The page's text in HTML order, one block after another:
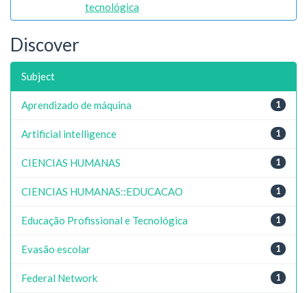
tecnológica
Discover
Subject
1
Aprendizado de máquina
1
Artificial intelligence
1
CIENCIAS HUMANAS
1
CIENCIAS HUMANAS::EDUCACAO
1
Educação Profissional e Tecnológica
1
Evasão escolar
1
Federal Network